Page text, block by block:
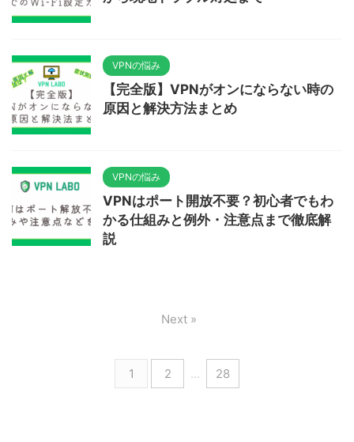
VPNの悩み
【完全版】VPNがオンにならない時の
原因と解決方法まとめ
VPNの悩み
VPNはポート開放不要？初心者でもわ
かる仕組みと例外・注意点まで徹底解
説
1 2 … 28
Next »